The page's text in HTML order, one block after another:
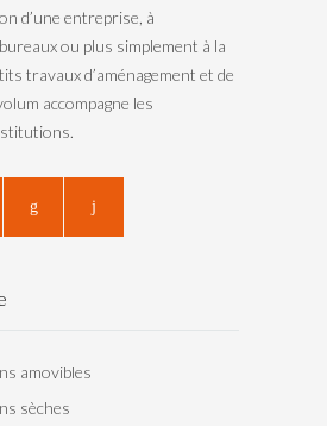
d’une entreprise, à
ou plus simplement à la
travaux d’aménagement et de
accompagne les
amovibles
sèches